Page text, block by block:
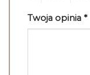
Twoja opinia *